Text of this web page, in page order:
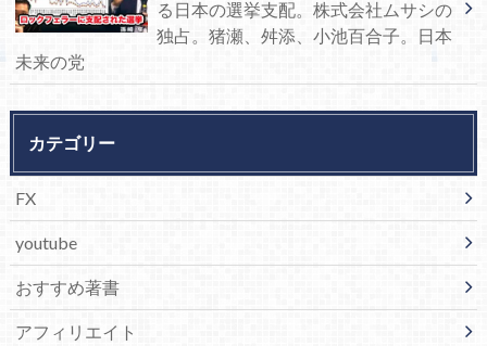
る日本の選挙支配。株式会社ムサシの
独占。猪瀬、舛添、小池百合子。日本
未来の党
カテゴリー
FX
youtube
おすすめ著書
アフィリエイト